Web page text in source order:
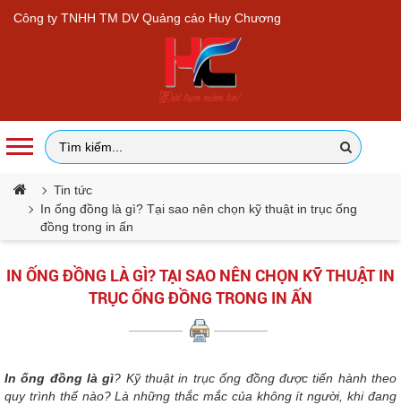
Công ty TNHH TM DV Quảng cáo Huy Chương
Tin tức
In ống đồng là gì? Tại sao nên chọn kỹ thuật in trục ống
đồng trong in ấn
IN ỐNG ĐỒNG LÀ GÌ? TẠI SAO NÊN CHỌN KỸ THUẬT IN
TRỤC ỐNG ĐỒNG TRONG IN ẤN
In ống đồng là gì? Kỹ thuật in trục ống đồng được tiến hành theo
quy trình thế nào? Là những thắc mắc của không ít người, khi đang